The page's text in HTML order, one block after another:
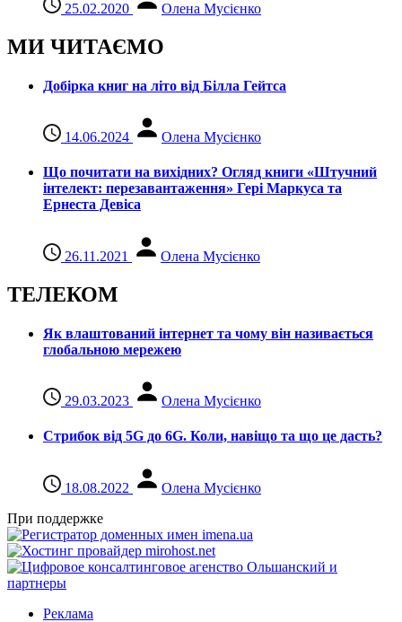
25.02.2020 Олена Мусієнко
МИ ЧИТАЄМО
Добірка книг на літо від Білла Гейтса
14.06.2024 Олена Мусієнко
Що почитати на вихідних? Огляд книги «Штучний
інтелект: перезавантаження» Гері Маркуса та
Ернеста Девіса
26.11.2021 Олена Мусієнко
ТЕЛЕКОМ
Як влаштований інтернет та чому він називається
глобальною мережею
29.03.2023 Олена Мусієнко
Стрибок від 5G до 6G. Коли, навіщо та що це даcть?
18.08.2022
Олена Мусієнко
При поддержке
Реклама